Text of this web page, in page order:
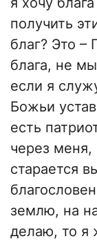
получить
благ? Это –
блага, не
если я
Божьи
есть
через меня,
старается
землю, на
делаю, то я